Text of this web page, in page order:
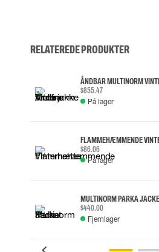
RELATEREDE PRODUKTER
ÅNDBAR MULTINORM
$855.47
På lager
FLAMMEHÆMMENDE
$86.06
På lager
MULTINORM PARKA
$440.00
Fjernlager